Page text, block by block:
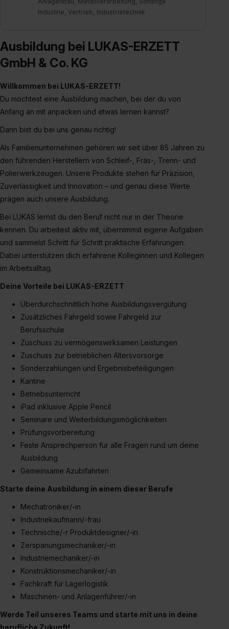
Einzelfall bei dem jeweiligen Inhalt erteilen. Willst du nur
erlauben“. Die Einwilligung zur Platzierung von Cookies
der Kategorien „Präferenzen“, „Statistiken“ und „Social
Media und Marketing“ umfasst hierbei die Einwilligung
zur Übermittlung deiner Daten in die USA (Art. 49 Abs. 1
angemessenes Datenschutzniveau (EuGH – Schrems
II). Du kannst die von dir erteilte Einwilligung jederzeit mit
Wirkung für die Zukunft ganz oder teilweise über unsere
Datenschutzerklärung unter dem Punkt „Datenschutz-
einzelnen Cookies findest du durch Klick auf „Details
zeigen“. Weitere Informationen:
Datenschutzerklärung
Impressum
Industrie, Vertrieb, Industrietechnik
Ausbildung bei LUKAS-ERZETT
GmbH & Co. KG
Willkommen bei LUKAS-ERZETT!
Du möchtest eine Ausbildung machen, bei der du von
Anfang an mit anpacken und etwas lernen kannst?
Dann bist du bei uns genau richtig!
Als Familienunternehmen gehören wir seit über 85 Jahren zu
den führenden Herstellern von Schleif-, Fräs-, Trenn- und
Polierwerkzeugen. Unsere Produkte stehen für Präzision,
Zuverlässigkeit und Innovation – und genau diese Werte
prägen auch unsere Ausbildung.
Bei LUKAS lernst du den Beruf nicht nur in der Theorie
kennen. Du arbeitest aktiv mit, übernimmst eigene Aufgaben
und sammelst Schritt für Schritt praktische Erfahrungen.
Dabei unterstützen dich erfahrene Kolleginnen und Kollegen
im Arbeitsalltag.
Deine Vorteile bei LUKAS-ERZETT
Überdurchschnittlich hohe Ausbildungsvergütung
Zusätzliches Fahrgeld sowie Fahrgeld zur
Berufsschule
Zuschuss zu vermögenswirksamen Leistungen
Zuschuss zur betrieblichen Altersvorsorge
Sonderzahlungen und Ergebnisbeteiligungen
Kantine
Betriebsunterricht
iPad inklusive Apple Pencil
Seminare und Weiterbildungsmöglichkeiten
Prüfungsvorbereitung
Feste Ansprechperson für alle Fragen rund um deine
Ausbildung
Gemeinsame Azubifahrten
Starte deine Ausbildung in einem dieser Berufe
Mechatroniker/-in
Industriekaufmann/-frau
Technische/-r Produktdesigner/-in
Zerspanungsmechaniker/-in
Industriemechaniker/-in
Konstruktionsmechaniker/-in
Fachkraft für Lagerlogistik
Maschinen- und Anlagenführer/-in
Werde Teil unseres Teams und starte mit uns in deine